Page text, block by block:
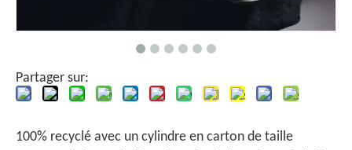
Partager sur:
100% recyclé avec un cylindre en carton de taille